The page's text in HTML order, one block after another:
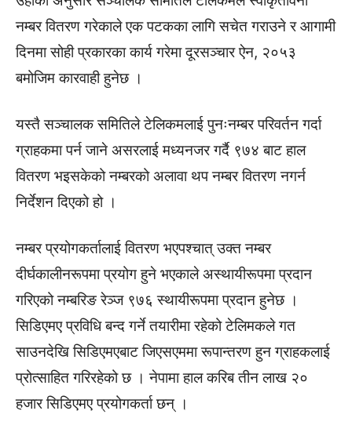
नम्बर वितरण गरेकाले एक पटकका लागि सचेत गराउने र आगामी
दिनमा सोही प्रकारका कार्य गरेमा दूरसञ्चार ऐन, २०५३
बमोजिम कारवाही हुनेछ ।
यस्तै सञ्चालक समितिले टेलिकमलाई पुनःनम्बर परिवर्तन गर्दा
ग्राहकमा पर्न जाने असरलाई मध्यनजर गर्दै ९७४ बाट हाल
वितरण भइसकेको नम्बरको अलावा थप नम्बर वितरण नगर्न
निर्देशन दिएको हो ।
नम्बर प्रयोगकर्तालाई वितरण भएपश्चात् उक्त नम्बर
दीर्घकालीनरूपमा प्रयोग हुने भएकाले अस्थायीरूपमा प्रदान
गरिएको नम्बरिङ रेञ्ज ९७६ स्थायीरूपमा प्रदान हुनेछ ।
सिडिएमए प्रविधि बन्द गर्ने तयारीमा रहेको टेलिमकले गत
साउनदेखि सिडिएमएबाट जिएसएममा रूपान्तरण हुन ग्राहकलाई
प्रोत्साहित गरिरहेको छ । नेपामा हाल करिब तीन लाख २०
हजार सिडिएमए प्रयोगकर्ता छन् ।